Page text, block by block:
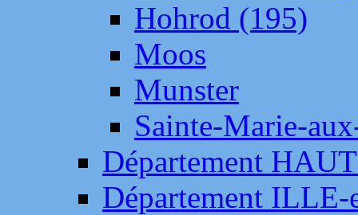
Hohrod (195)
Moos
Munster
Sainte-Marie-
Département
Département